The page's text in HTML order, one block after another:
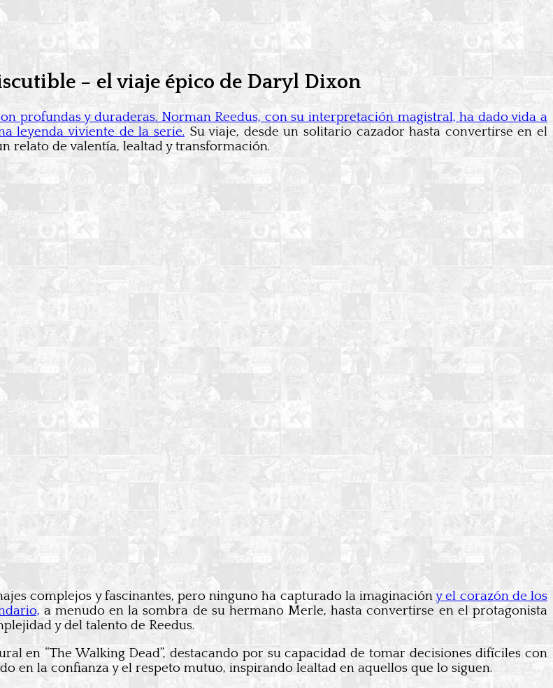
– el viaje épico de Daryl Dixon
profundas y duraderas. Norman Reedus, con su interpretación magistral, ha dado vida a
leyenda viviente de la serie. Su viaje, desde un solitario cazador hasta convertirse en el
relato de valentía, lealtad y transformación.
complejos y fascinantes, pero ninguno ha capturado la imaginacióny el corazón de los
a menudo en la sombra de su hermano Merle, hasta convertirse en el protagonista
y del talento de Reedus.
en “The Walking Dead”, destacando por su capacidad de tomar decisiones difíciles con
en la confianza y el respeto mutuo, inspirando lealtad en aquellos que lo siguen.